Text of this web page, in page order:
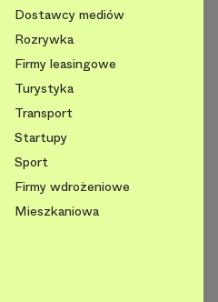
Dostawcy mediów
Rozrywka
Firmy leasingowe
Turystyka
Transport
Startupy
Sport
Firmy wdrożeniowe
Mieszkaniowa